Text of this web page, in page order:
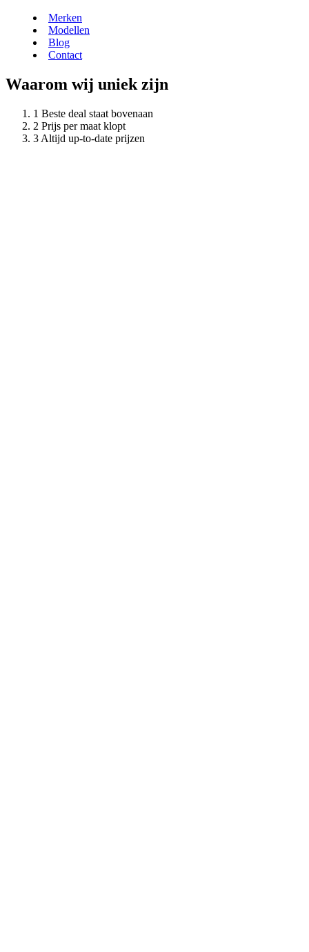
Merken
Modellen
Blog
Contact
Waarom wij uniek zijn
Beste deal staat bovenaan
Prijs per maat klopt
Altijd up-to-date prijzen